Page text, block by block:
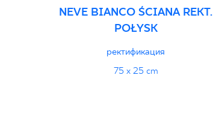
NEVE BIANCO ŚCIANA REKT.
POŁYSK
ректификация
75 x 25 cm